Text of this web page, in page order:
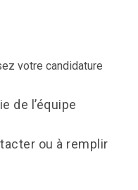
votre candidature
de l’équipe
ou à remplir